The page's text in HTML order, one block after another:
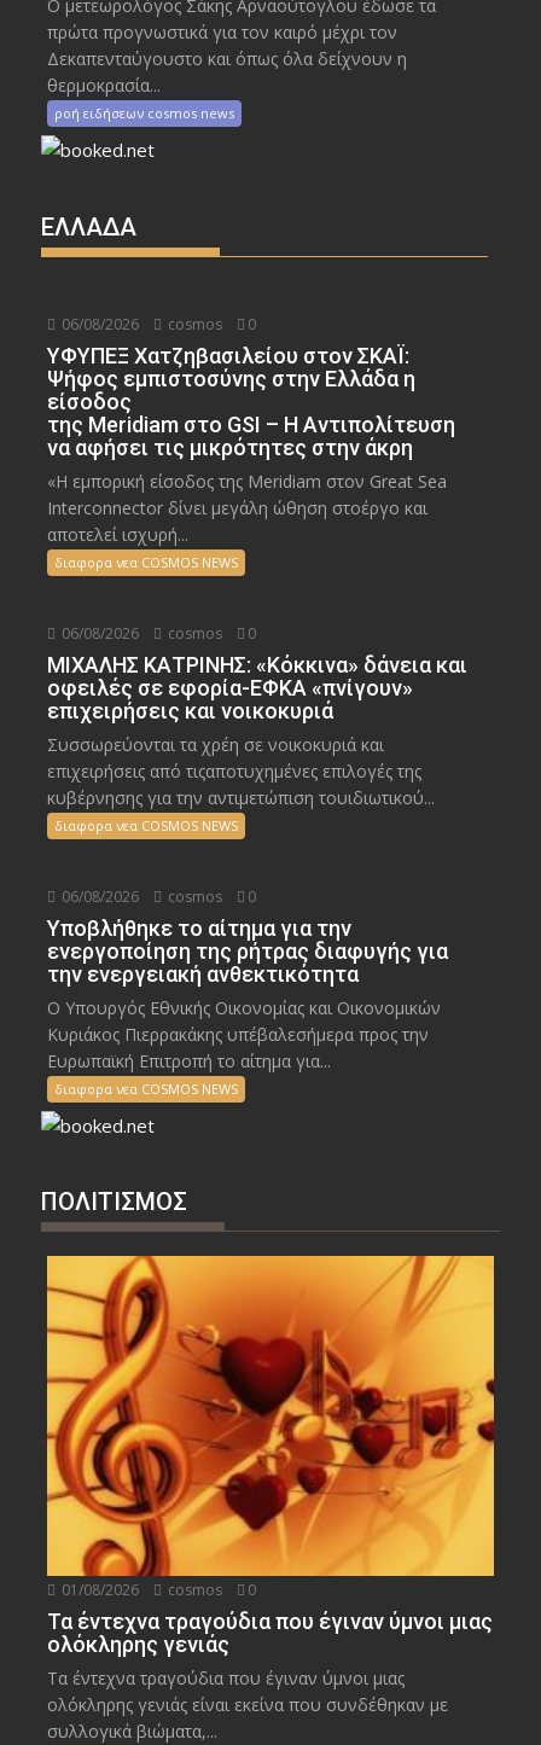
Ο μετεωρολόγος Σάκης Αρναούτογλου έδωσε τα
πρώτα προγνωστικά για τον καιρό μέχρι τον
Δεκαπενταύγουστο και όπως όλα δείχνουν η
θερμοκρασία...
ροή ειδήσεων cosmos news
ΕΛΛΑΔΑ
06/08/2026 cosmos 0
ΥΦΥΠΕΞ Χατζηβασιλείου στον ΣΚΑΪ:
Ψήφος εμπιστοσύνης στην Ελλάδα η
είσοδος
της Meridiam στο GSI – Η Αντιπολίτευση
να αφήσει τις μικρότητες στην άκρη
«Η εμπορική είσοδος της Meridiam στον Great Sea
Interconnector δίνει μεγάλη ώθηση στοέργο και
αποτελεί ισχυρή...
διαφορα νεα COSMOS NEWS
06/08/2026 cosmos 0
ΜΙΧΑΛΗΣ ΚΑΤΡΙΝΗΣ: «Κόκκινα» δάνεια και
οφειλές σε εφορία-ΕΦΚΑ «πνίγουν»
επιχειρήσεις και νοικοκυριά
Συσσωρεύονται τα χρέη σε νοικοκυριά και
επιχειρήσεις από τιςαποτυχημένες επιλογές της
κυβέρνησης για την αντιμετώπιση τουιδιωτικού...
διαφορα νεα COSMOS NEWS
06/08/2026 cosmos 0
Υποβλήθηκε το αίτημα για την
ενεργοποίηση της ρήτρας διαφυγής για
την ενεργειακή ανθεκτικότητα
Ο Υπουργός Εθνικής Οικονομίας και Οικονομικών
Κυριάκος Πιερρακάκης υπέβαλεσήμερα προς την
Ευρωπαϊκή Επιτροπή το αίτημα για...
διαφορα νεα COSMOS NEWS
ΠΟΛΙΤΙΣΜΟΣ
01/08/2026 cosmos 0
Τα έντεχνα τραγούδια που έγιναν ύμνοι μιας
ολόκληρης γενιάς
Τα έντεχνα τραγούδια που έγιναν ύμνοι μιας
ολόκληρης γενιάς είναι εκείνα που συνδέθηκαν με
συλλογικά βιώματα,...